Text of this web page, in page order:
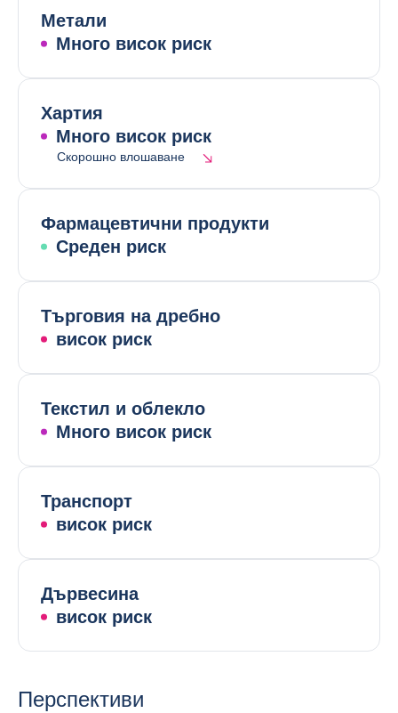
Метали
Много висок риск
Хартия
Много висок риск
Скорошно влошаване
Фармацевтични продукти
Среден риск
Търговия на дребно
висок риск
Текстил и облекло
Много висок риск
Транспорт
висок риск
Дървесина
висок риск
Перспективи